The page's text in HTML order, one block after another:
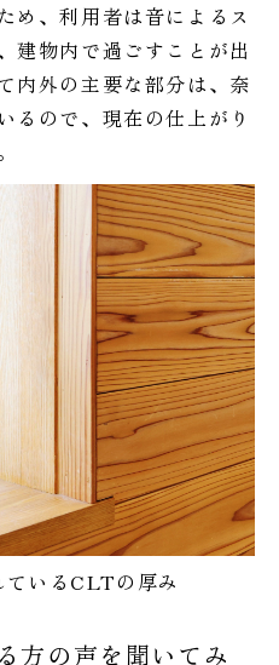
め、利用者は音によるス
建物内で過ごすことが出
内外の主要な部分は、奈
るので、現在の仕上がり
いるCLTの厚み
方の声を聞いてみ